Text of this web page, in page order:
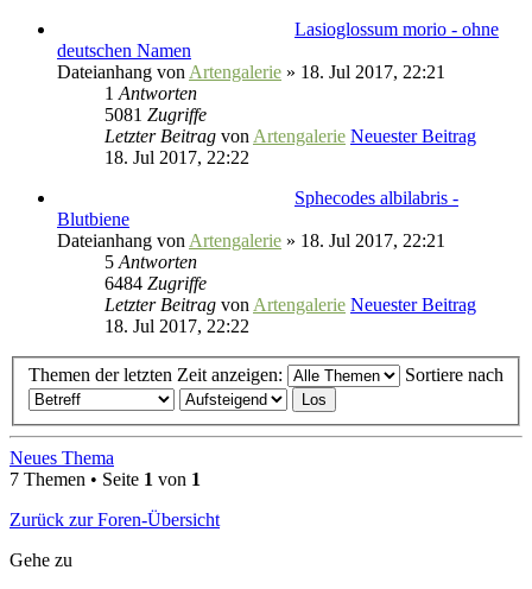
Lasioglossum morio - ohne
deutschen Namen
Dateianhang von Artengalerie » 18. Jul 2017, 22:21
1 Antworten
5081 Zugriffe
Letzter Beitrag von Artengalerie Neuester Beitrag
18. Jul 2017, 22:22
Sphecodes albilabris -
Blutbiene
Dateianhang von Artengalerie » 18. Jul 2017, 22:21
5 Antworten
6484 Zugriffe
Letzter Beitrag von Artengalerie Neuester Beitrag
18. Jul 2017, 22:22
Themen der letzten Zeit anzeigen: Sortiere nach
Neues Thema
7 Themen • Seite 1 von 1
Zurück zur Foren-Übersicht
Gehe zu